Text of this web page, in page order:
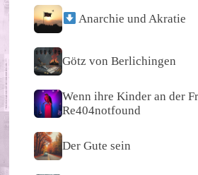
Anarchie und Akratie
Götz von Berlichingen
Wenn ihre Kinder an der
Re404notfound
Der Gute sein